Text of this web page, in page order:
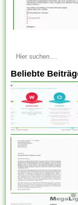
Beliebte